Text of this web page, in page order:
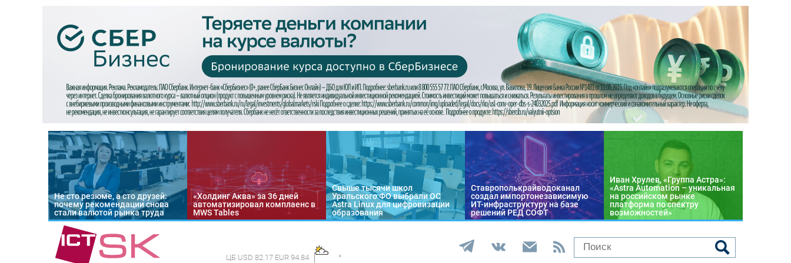
Не сто резюме, а сто друзей:
почему рекомендации снова
стали валютой рынка труда
«Холдинг Аква» за 36 дней
автоматизировал комплаенс в
MWS Tables
Свыше тысячи школ
Уральского ФО выбрали ОС
Astra Linux для цифровизации
образования
Ставрополькрайводоканал
создал импортонезависимую
ИТ-инфраструктуру на базе
решений РЕД СОФТ
Иван Хрулев, «Группа Астра»:
«Astra Automation – уникальная
на российском рынке
платформа по спектру
возможностей»
ЦБ USD 82.17 EUR 94.84 °